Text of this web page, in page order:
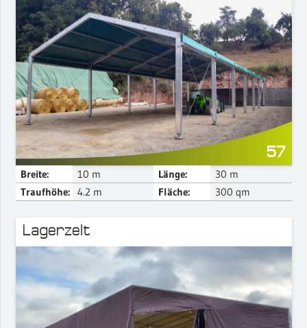
Mehr Details
57
Breite: 10 m Länge: 30 m
Traufhöhe:
4.2 m Fläche: 300 qm
Lagerzelt